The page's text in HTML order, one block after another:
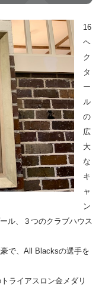
16
ヘ
ク
タ
ー
ル
の
広
大
な
キ
ャ
ン
ル、３つのクラブハウス
で、All Blacksの選手を
ライアスロン金メダリ